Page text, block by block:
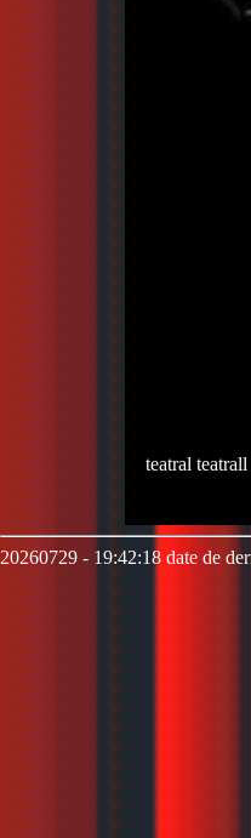
teatral
20260729 - 19:42:18 date de